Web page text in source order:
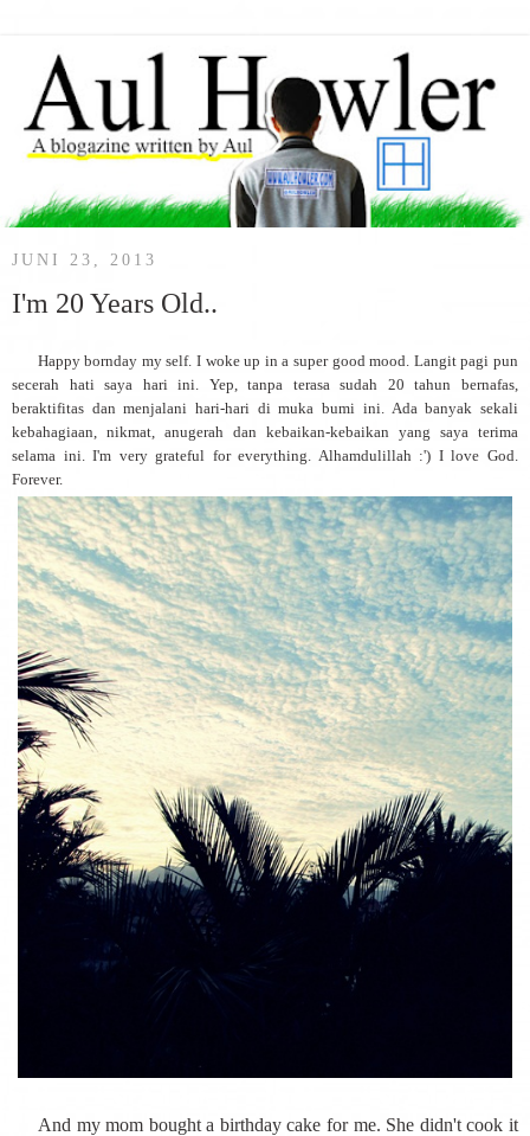
JUNI 23, 2013
I'm 20 Years Old..
Happy bornday my self. I woke up in a super good mood. Langit pagi pun
secerah hati saya hari ini. Yep, tanpa terasa sudah 20 tahun bernafas,
beraktifitas dan menjalani hari-hari di muka bumi ini. Ada banyak sekali
kebahagiaan, nikmat, anugerah dan kebaikan-kebaikan yang saya terima
selama ini. I'm very grateful for everything. Alhamdulillah :') I love God.
Forever.
And my mom bought a birthday cake for me. She didn't cook it